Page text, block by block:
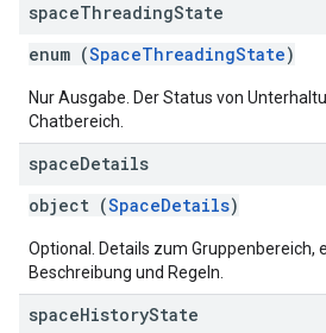
spaceThreadingState
enum (SpaceThreadingState)
Nur Ausgabe. Der Status von
Chatbereich.
spaceDetails
object (SpaceDetails)
Optional. Details zum Gruppenbereich,
Beschreibung und Regeln.
spaceHistoryState